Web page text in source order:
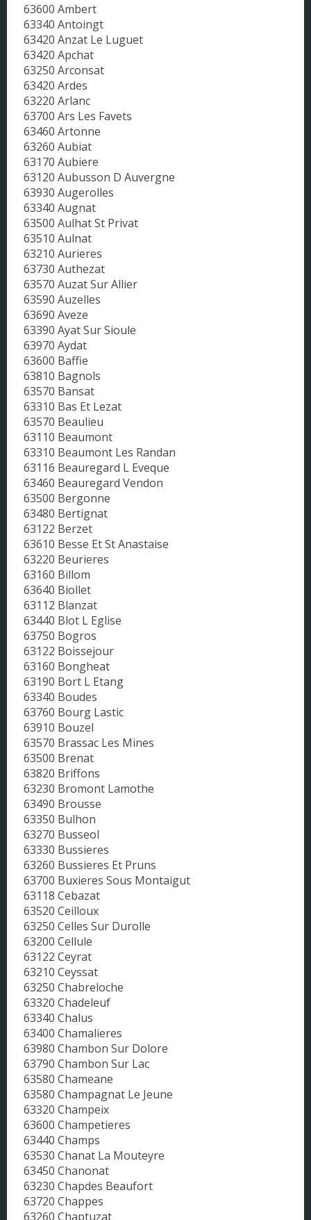
Picardie
Poitou - Charentes
Provence - Alpes - Côte d'Azur
Rhône-Alpes
63600 Ambert
63340 Antoingt
63420 Anzat Le Luguet
63420 Apchat
63250 Arconsat
63420 Ardes
63220 Arlanc
63700 Ars Les Favets
63460 Artonne
63260 Aubiat
63170 Aubiere
63120 Aubusson D Auvergne
63930 Augerolles
63340 Augnat
63500 Aulhat St Privat
63510 Aulnat
63210 Aurieres
63730 Authezat
63570 Auzat Sur Allier
63590 Auzelles
63690 Aveze
63390 Ayat Sur Sioule
63970 Aydat
63600 Baffie
63810 Bagnols
63570 Bansat
63310 Bas Et Lezat
63570 Beaulieu
63110 Beaumont
63310 Beaumont Les Randan
63116 Beauregard L Eveque
63460 Beauregard Vendon
63500 Bergonne
63480 Bertignat
63122 Berzet
63610 Besse Et St Anastaise
63220 Beurieres
63160 Billom
63640 Biollet
63112 Blanzat
63440 Blot L Eglise
63750 Bogros
63122 Boissejour
63160 Bongheat
63190 Bort L Etang
63340 Boudes
63760 Bourg Lastic
63910 Bouzel
63570 Brassac Les Mines
63500 Brenat
63820 Briffons
63230 Bromont Lamothe
63490 Brousse
63350 Bulhon
63270 Busseol
63330 Bussieres
63260 Bussieres Et Pruns
63700 Buxieres Sous Montaigut
63118 Cebazat
63520 Ceilloux
63250 Celles Sur Durolle
63200 Cellule
63122 Ceyrat
63210 Ceyssat
63250 Chabreloche
63320 Chadeleuf
63340 Chalus
63400 Chamalieres
63980 Chambon Sur Dolore
63790 Chambon Sur Lac
63580 Chameane
63580 Champagnat Le Jeune
63320 Champeix
63600 Champetieres
63440 Champs
63530 Chanat La Mouteyre
63450 Chanonat
63230 Chapdes Beaufort
63720 Chappes
63260 Chaptuzat